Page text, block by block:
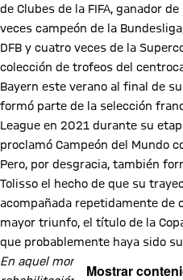
de Clubes de la FIFA, ganador
veces campeón de la
DFB y cuatro veces de la
colección de trofeos del
Bayern este verano al final de
formó parte de la selección
League en 2021 durante su
proclamó Campeón del Mundo
Pero, por desgracia, también
Tolisso el hecho de que su
acompañada repetidamente de
mayor triunfo, el título de la
que probablemente haya sido
En aquel momento,Mostrar